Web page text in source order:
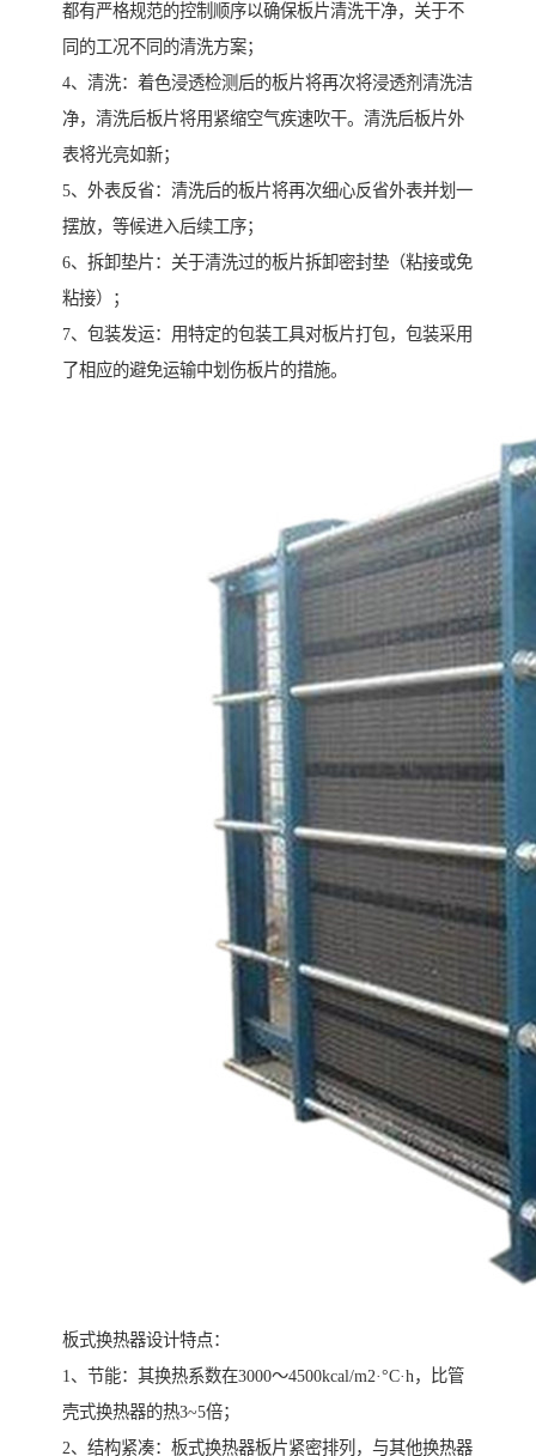
都有严格规范的控制顺序以确保板片清洗干净，关于不
同的工况不同的清洗方案；
4、清洗：着色浸透检测后的板片将再次将浸透剂清洗洁
净，清洗后板片将用紧缩空气疾速吹干。清洗后板片外
表将光亮如新；
5、外表反省：清洗后的板片将再次细心反省外表并划一
摆放，等候进入后续工序；
6、拆卸垫片：关于清洗过的板片拆卸密封垫（粘接或免
粘接）；
7、包装发运：用特定的包装工具对板片打包，包装采用
了相应的避免运输中划伤板片的措施。
板式换热器设计特点：
1、节能：其换热系数在3000～4500kcal/m2·°C·h，比管
壳式换热器的热3~5倍；
2、结构紧凑：板式换热器板片紧密排列，与其他换热器